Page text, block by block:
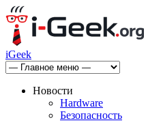
iGeek
Новости
Hardware
Безопасность